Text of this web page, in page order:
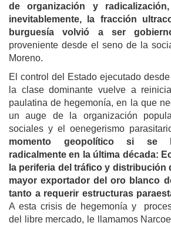
de organización y
inevitablemente, la fracción
burguesía volvió a ser
proveniente desde el seno de la
Moreno.
El control del Estado ejecutado
la clase dominante vuelve a
paulatina de hegemonía, en la que
un auge de la organización
sociales y el oenegerismo
momento geopolítico si se
radicalmente en la última década:
la periferia del tráfico y distribución
mayor exportador del oro blanco
tanto a requerir estructuras
A esta crisis de hegemonía y
del libre mercado, le llamamos